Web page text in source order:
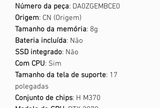
Número da peça: DA0ZGEMBCE0
Origem: CN (Origem)
Tamanho da memória: 8g
Bateria incluída: Não
SSD integrado: Não
Com CPU: Sim
Tamanho da tela de suporte: 17
polegadas
Conjunto de chips: H M370